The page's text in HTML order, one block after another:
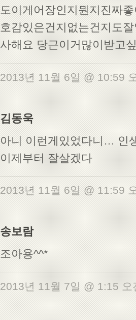
도이게어장인지뭔지진짜
호감있은건지없는건지도
사해요 당근이거많이받고
2013년 11월 6일 @ 10:59
김동욱
아니 이런게있었다니… 인
이제부터 잘살겠다
2013년 11월 6일 @ 11:59
송보람
조아용^^*
2013년 11월 7일 @ 1:15